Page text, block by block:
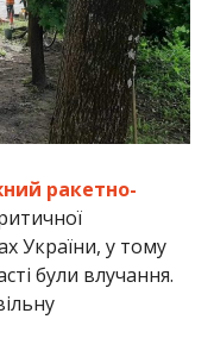
ракетно-
України, у тому
були влучання.